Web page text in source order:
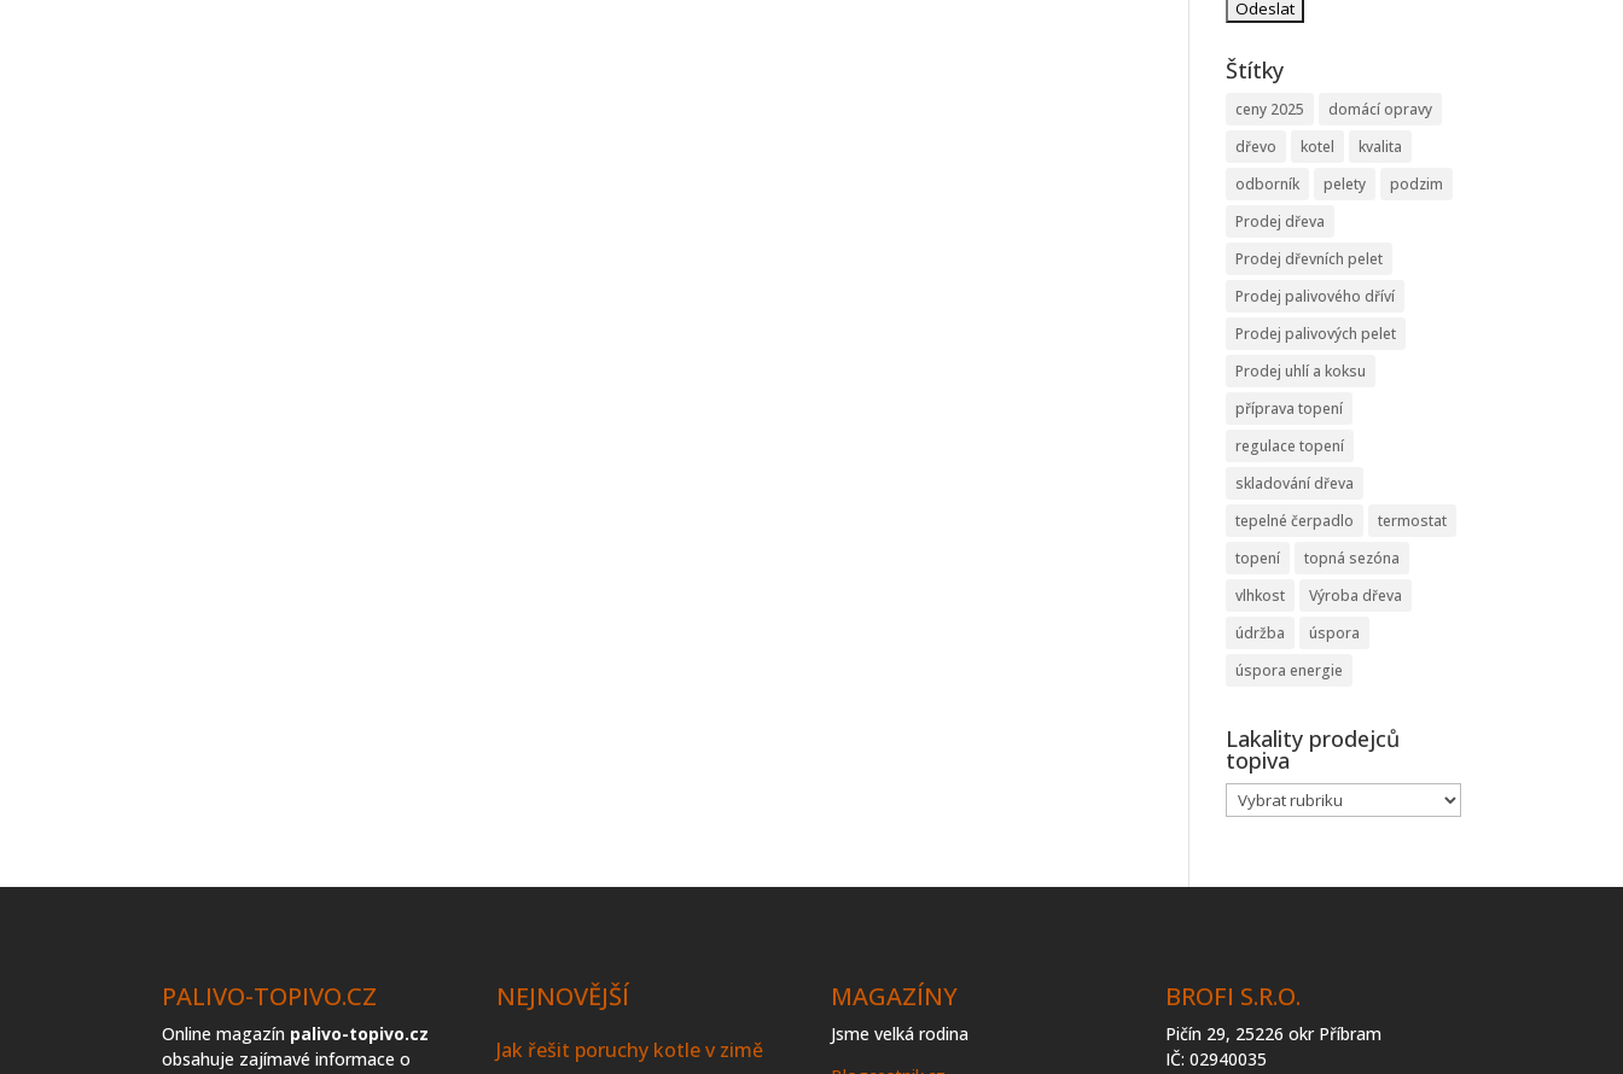
Štítky
ceny 2025
domácí opravy
dřevo
kotel
kvalita
odborník
pelety
podzim
Prodej dřeva
Prodej dřevních pelet
Prodej palivového dříví
Prodej palivových pelet
Prodej uhlí a koksu
příprava topení
regulace topení
skladování dřeva
tepelné čerpadlo
termostat
topení
topná sezóna
vlhkost
Výroba dřeva
údržba
úspora
úspora energie
Lakality prodejců
topiva
Lakality
prodejců
PALIVO-TOPIVO.CZ
Online magazín palivo-topivo.cz
obsahuje zajímavé informace o
NEJNOVĚJŠÍ
Jak řešit poruchy kotle v zimě
MAGAZÍNY
Jsme velká rodina
BROFI S.R.O.
Pičín 29, 25226 okr Příbram
IČ: 02940035